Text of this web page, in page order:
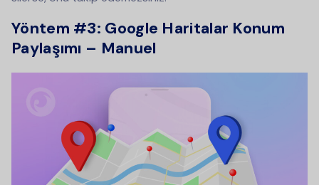
Yöntem #3: Google Haritalar Konum
Paylaşımı – Manuel